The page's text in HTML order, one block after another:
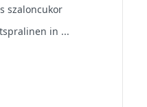
szaloncukor
in ...